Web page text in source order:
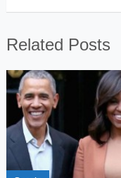
Related Posts